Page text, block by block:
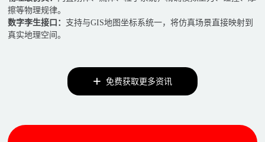
擦等物理规律。
数字李生接口： 支持与GIS地图坐标系统一，将仿真场景直接映射到
真实地理空间。
免费获取更多资讯